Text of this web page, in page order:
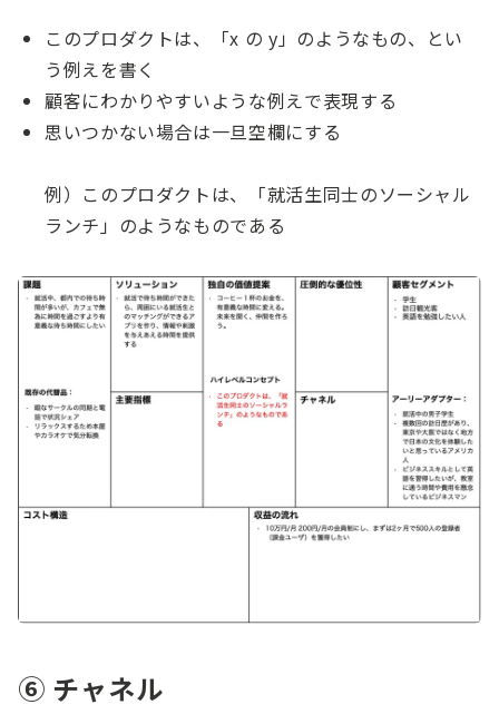
このプロダクトは、「x の y」のようなもの、とい
う例えを書く
顧客にわかりやすいような例えで表現する
思いつかない場合は一旦空欄にする
例）このプロダクトは、「就活生同士のソーシャル
ランチ」のようなものである
⑥ チャネル